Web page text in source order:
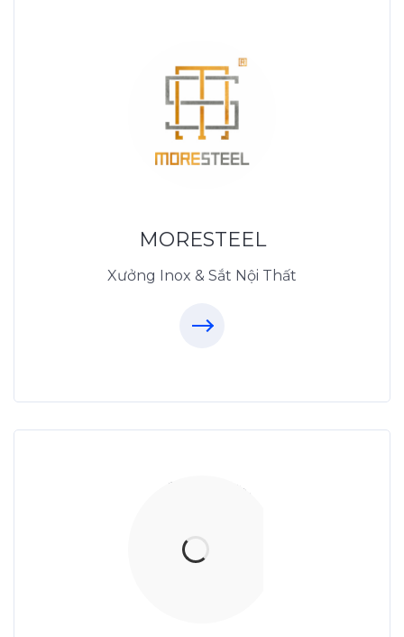
MORESTEEL
Xưởng Inox & Sắt Nội Thất
Xưởng Inox & Sắt -
MORESTEEL
0931318877
Thiết Kế Nội Thất